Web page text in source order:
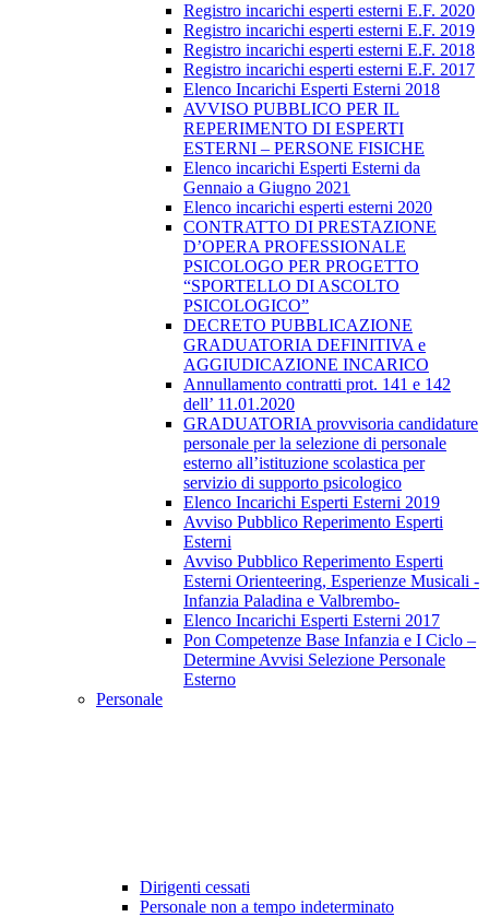
Registro incarichi esperti esterni E.F. 2020
Registro incarichi esperti esterni E.F. 2019
Registro incarichi esperti esterni E.F. 2018
Registro incarichi esperti esterni E.F. 2017
Elenco Incarichi Esperti Esterni 2018
AVVISO PUBBLICO PER IL
REPERIMENTO DI ESPERTI
ESTERNI – PERSONE FISICHE
Elenco incarichi Esperti Esterni da
Gennaio a Giugno 2021
Elenco incarichi esperti esterni 2020
CONTRATTO DI PRESTAZIONE
D’OPERA PROFESSIONALE
PSICOLOGO PER PROGETTO
“SPORTELLO DI ASCOLTO
PSICOLOGICO”
DECRETO PUBBLICAZIONE
GRADUATORIA DEFINITIVA e
AGGIUDICAZIONE INCARICO
Annullamento contratti prot. 141 e 142
dell’ 11.01.2020
GRADUATORIA provvisoria candidature
personale per la selezione di personale
esterno all’istituzione scolastica per
servizio di supporto psicologico
Elenco Incarichi Esperti Esterni 2019
Avviso Pubblico Reperimento Esperti
Esterni
Avviso Pubblico Reperimento Esperti
Esterni Orienteering, Esperienze Musicali -
Infanzia Paladina e Valbrembo-
Elenco Incarichi Esperti Esterni 2017
Pon Competenze Base Infanzia e I Ciclo –
Determine Avvisi Selezione Personale
Esterno
Personale
Dirigenti cessati
Personale non a tempo indeterminato